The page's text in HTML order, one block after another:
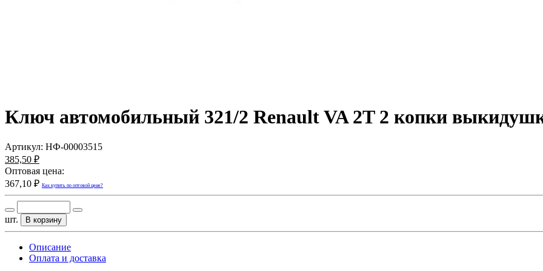
Ключ автомобильный 321/2 Renault VA 2T 2 копки
Артикул: НФ-00003515
385,50 ₽
Оптовая цена:
367,10 ₽ Как купить по оптовой цене?
шт. В корзину
Описание
Оплата и доставка